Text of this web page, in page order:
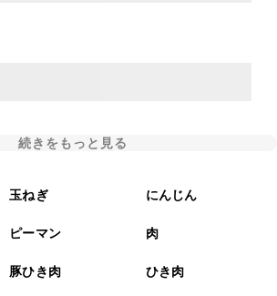
続きをもっと見る
玉ねぎ にんじん
ピーマン 肉
豚ひき肉 ひき肉